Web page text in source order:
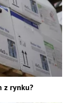
z rynku?